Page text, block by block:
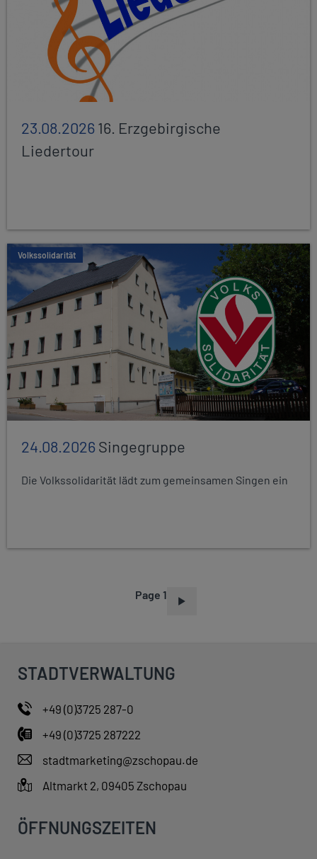
23.08.202616. Erzgebirgische
Liedertour
Volkssolidarität
24.08.2026Singegruppe
Die Volkssolidarität lädt zum gemeinsamen Singen ein
Page 1
STADTVERWALTUNG
+49 (0)3725 287-0
+49 (0)3725 287222
stadtmarketing@zschopau.de
Altmarkt 2, 09405 Zschopau
ÖFFNUNGSZEITEN